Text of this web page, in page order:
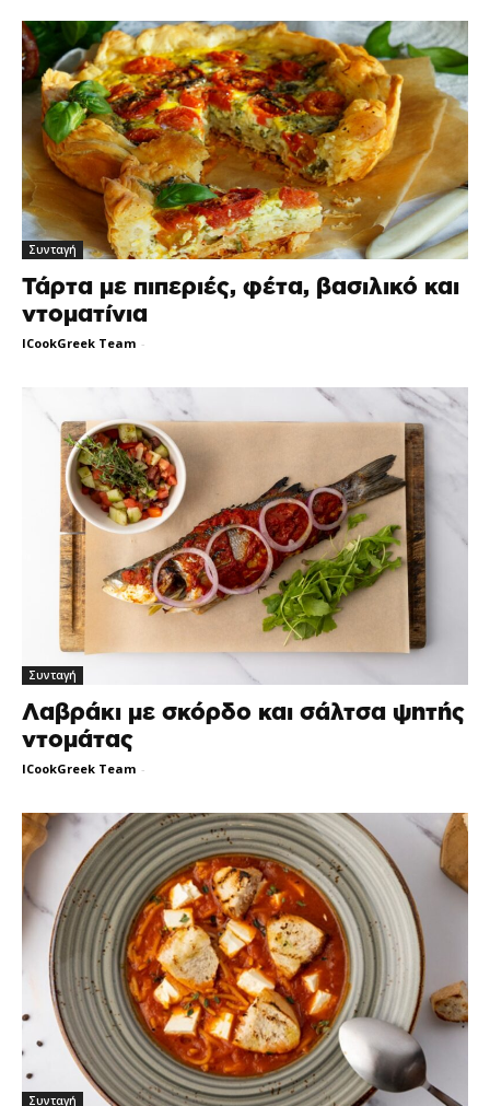
Συνταγή
Τάρτα με πιπεριές, φέτα, βασιλικό και
ντοματίνια
ICookGreek Team -
Συνταγή
Λαβράκι με σκόρδο και σάλτσα ψητής
ντομάτας
ICookGreek Team -
Συνταγή